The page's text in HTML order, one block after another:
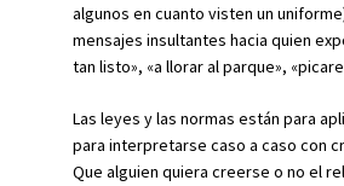
algunos en cuanto visten un
mensajes insultantes hacia quien
tan listo», «a llorar al parque»,
Las leyes y las normas están para
para interpretarse caso a caso con
Que alguien quiera creerse o no el